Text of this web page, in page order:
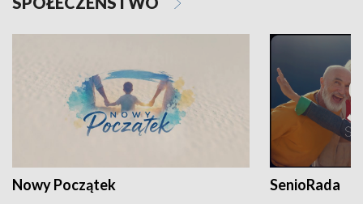
Nowy Początek SenioRada